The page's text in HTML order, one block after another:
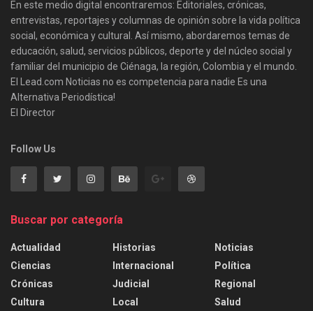
En este medio digital encontraremos: Editoriales, crónicas,
entrevistas, reportajes y columnas de opinión sobre la vida política
social, económica y cultural. Así mismo, abordaremos temas de
educación, salud, servicios públicos, deporte y del núcleo social y
familiar del municipio de Ciénaga, la región, Colombia y el mundo.
El Lead.com Noticias no es competencia para nadie Es una
Alternativa Periodística!
El Director
Follow Us
Buscar por categoría
Actualidad
Ciencias
Crónicas
Cultura
Historias
Internacional
Judicial
Local
Noticias
Política
Regional
Salud